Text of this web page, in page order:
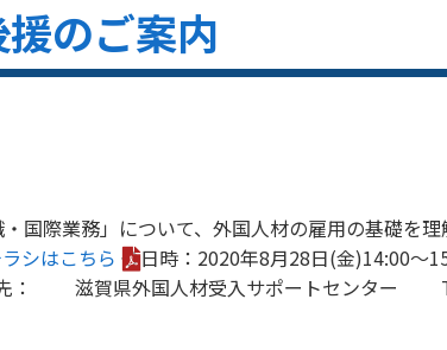
のご案内
国際業務」について、外国人材の雇用の基礎を
シはこちら ◇日時：2020年8月28日(金)14:00～
先： 滋賀県外国人材受入サポートセンター